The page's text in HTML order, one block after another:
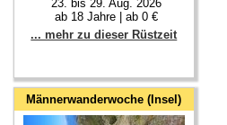
23. bis 29. Aug. 2026
ab 18 Jahre | ab 0 €
... mehr zu dieser Rüstzeit
Männerwanderwoche (Insel)